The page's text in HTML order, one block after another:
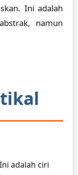
Ini adalah
namun
Ini adalah ciri